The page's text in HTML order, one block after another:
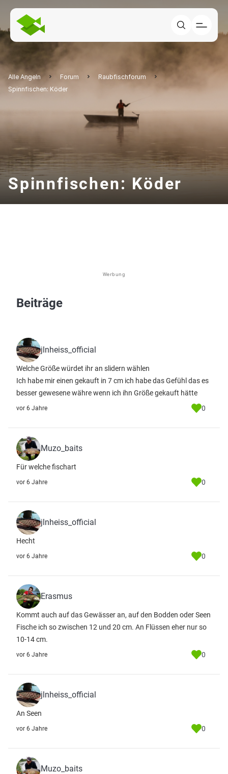
Alle Angeln Forum
Raubfischforum
Spinnfischen: Köder
Spinnfischen: Köder
Werbung
Beiträge
jlnheiss_official
Welche Größe würdet ihr an slidern wählen
Ich habe mir einen gekauft in 7 cm ich habe das Gefühl das es
besser gewesene währe wenn ich ihn Größe gekauft hätte
vor 6 Jahre 0
Muzo_baits
Für welche fischart
vor 6 Jahre 0
jlnheiss_official
Hecht
vor 6 Jahre 0
Erasmus
Kommt auch auf das Gewässer an, auf den Bodden oder Seen
Fische ich so zwischen 12 und 20 cm. An Flüssen eher nur so
10-14 cm.
vor 6 Jahre 0
jlnheiss_official
An Seen
vor 6 Jahre 0
Muzo_baits